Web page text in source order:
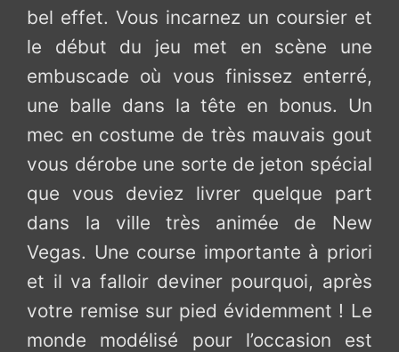
bel effet. Vous incarnez un coursier et
le début du jeu met en scène une
embuscade où vous finissez enterré,
une balle dans la tête en bonus. Un
mec en costume de très mauvais gout
vous dérobe une sorte de jeton spécial
que vous deviez livrer quelque part
dans la ville très animée de New
Vegas. Une course importante à priori
et il va falloir deviner pourquoi, après
votre remise sur pied évidemment ! Le
monde modélisé pour l’occasion est